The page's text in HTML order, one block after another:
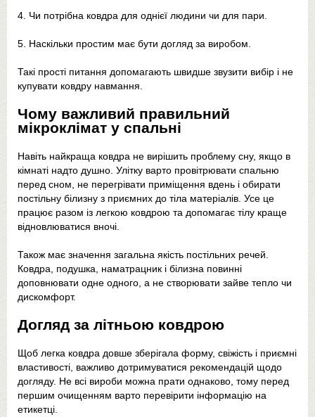
4. Чи потрібна ковдра для однієї людини чи для пари.
5. Наскільки простим має бути догляд за виробом.
Такі прості питання допомагають швидше звузити вибір і не
купувати ковдру навмання.
Чому важливий правильний
мікроклімат у спальні
Навіть найкраща ковдра не вирішить проблему сну, якщо в
кімнаті надто душно. Улітку варто провітрювати спальню
перед сном, не перегрівати приміщення вдень і обирати
постільну білизну з приємних до тіла матеріалів. Усе це
працює разом із легкою ковдрою та допомагає тілу краще
відновлюватися вночі.
Також має значення загальна якість постільних речей.
Ковдра, подушка, наматрацник і білизна повинні
доповнювати одне одного, а не створювати зайве тепло чи
дискомфорт.
Догляд за літньою ковдрою
Щоб легка ковдра довше зберігала форму, свіжість і приємні
властивості, важливо дотримуватися рекомендацій щодо
догляду. Не всі вироби можна прати однаково, тому перед
першим очищенням варто перевірити інформацію на
етикетці.